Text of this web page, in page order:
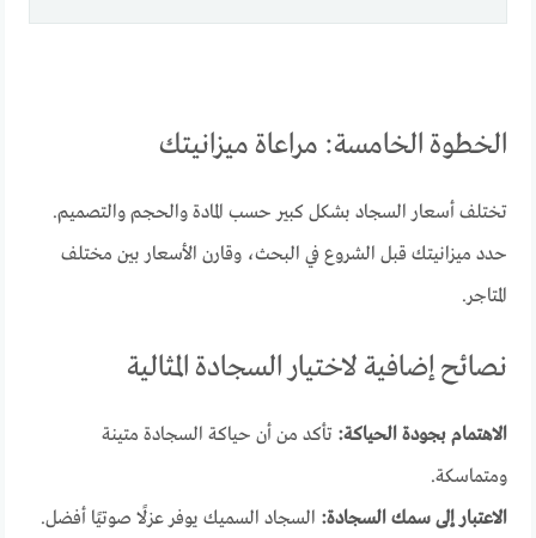
الخطوة الخامسة: مراعاة ميزانيتك
تختلف أسعار السجاد بشكل كبير حسب المادة والحجم والتصميم.
حدد ميزانيتك قبل الشروع في البحث، وقارن الأسعار بين مختلف
المتاجر.
نصائح إضافية لاختيار السجادة المثالية
الاهتمام بجودة الحياكة: تأكد من أن حياكة السجادة متينة
ومتماسكة.
الاعتبار إلى سمك السجادة: السجاد السميك يوفر عزلًا صوتيًا أفضل.